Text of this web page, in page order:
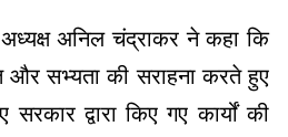
अनिल चंद्राकर ने कहा कि
और सभ्यता की सराहना करते हुए
द्वारा किए गए कार्यों की